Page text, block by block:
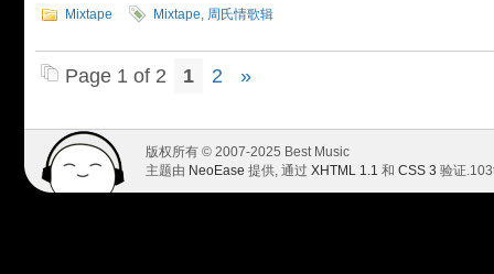
Mixtape Mixtape, 周氏情歌辑
Page 1 of 2 1 2 »
版权所有 © 2007-2025 Best Music
主题由 NeoEase 提供, 通过 XHTML 1.1 和 CSS 3 验证.